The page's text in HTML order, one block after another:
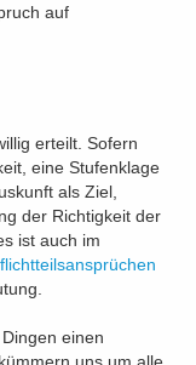
auf
erteilt. Sofern
eine Stufenklage
als Ziel,
der Richtigkeit der
ist auch im
einen
uns um alle